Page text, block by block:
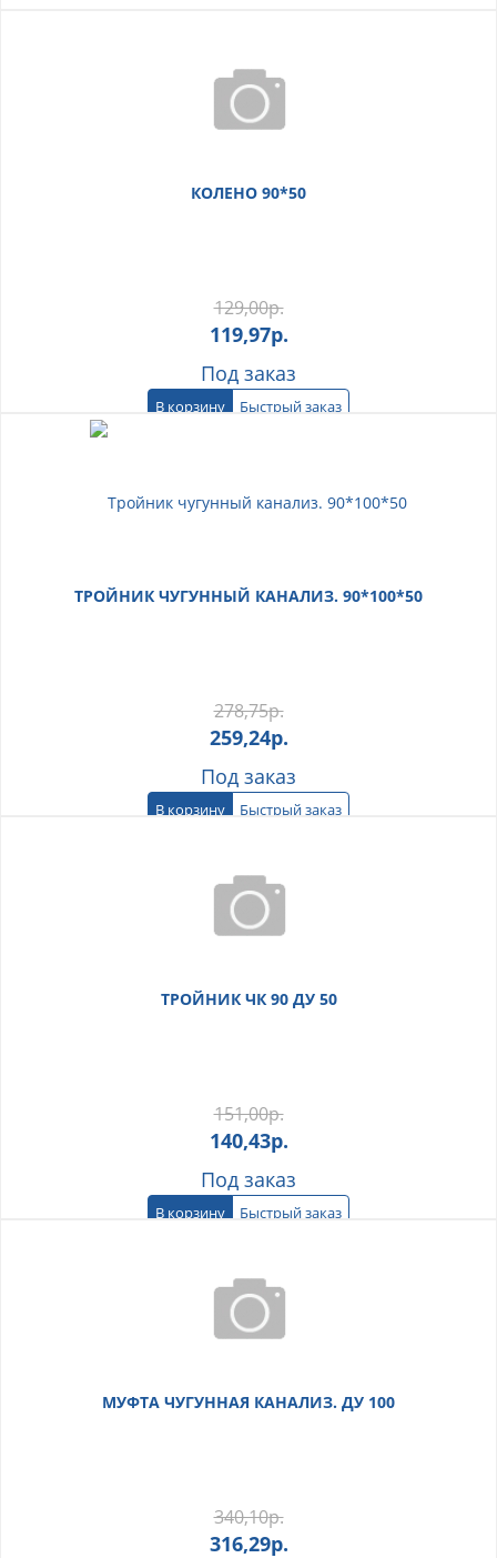
КОЛЕНО 90*50
129,00р.
119,97р.
Под заказ
В корзину Быстрый заказ
ТРОЙНИК ЧУГУННЫЙ КАНАЛИЗ. 90*100*50
278,75р.
259,24р.
Под заказ
В корзину Быстрый заказ
ТРОЙНИК ЧК 90 ДУ 50
151,00р.
140,43р.
Под заказ
В корзину Быстрый заказ
МУФТА ЧУГУННАЯ КАНАЛИЗ. ДУ 100
340,10р.
316,29р.